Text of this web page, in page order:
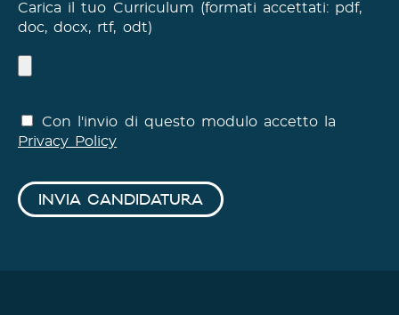
Carica il tuo Curriculum (formati accettati: pdf,
doc, docx, rtf, odt)
Con l'invio di questo modulo accetto la
Privacy Policy
INVIA CANDIDATURA